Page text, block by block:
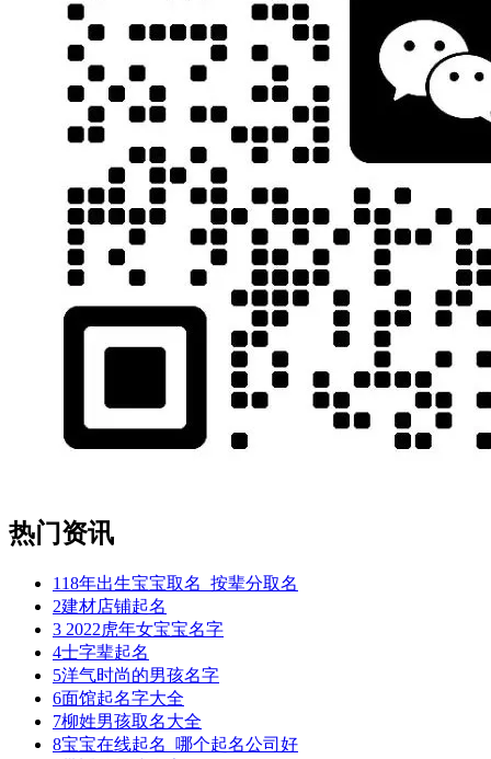
热门资讯
1 18年出生宝宝取名_按辈分取名
2建材店铺起名
3 2022虎年女宝宝名字
4士字辈起名
5洋气时尚的男孩名字
6面馆起名字大全
7柳姓男孩取名大全
8宝宝在线起名_哪个起名公司好